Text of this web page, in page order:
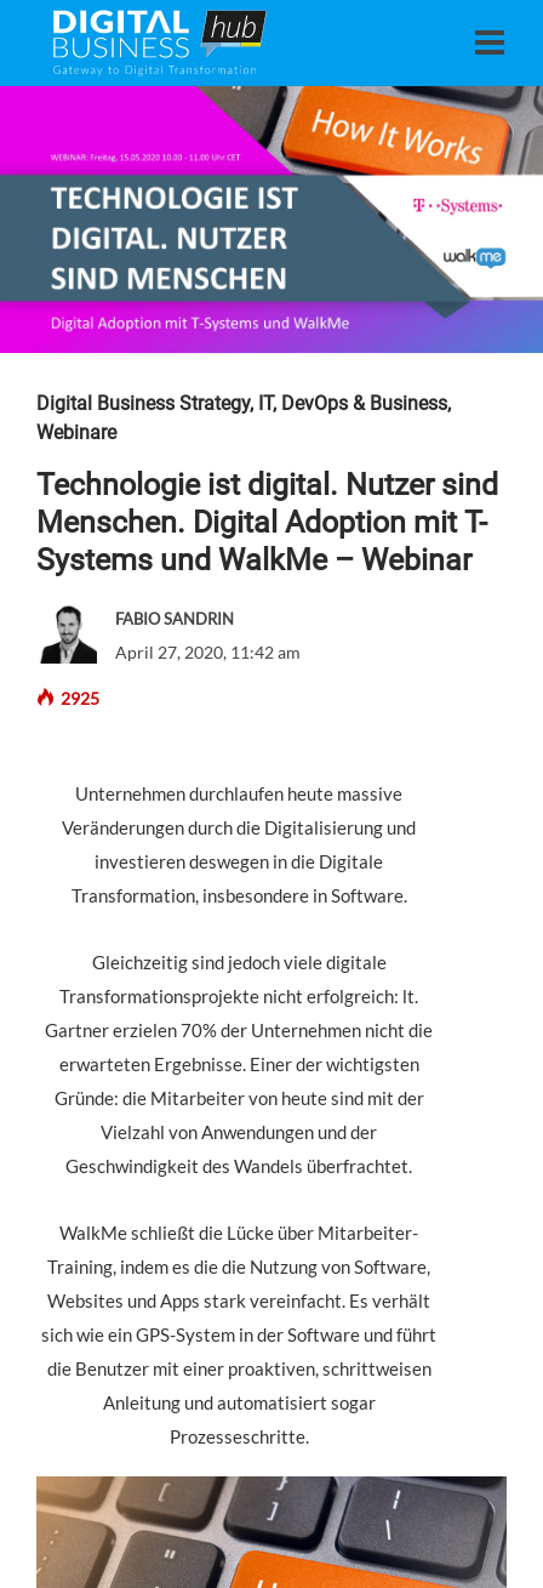
Digital Business Strategy, IT, DevOps & Business,
Webinare
Technologie ist digital. Nutzer sind
Menschen. Digital Adoption mit T-
Systems und WalkMe – Webinar
FABIO SANDRIN
April 27, 2020, 11:42 am
2925
Unternehmen durchlaufen heute massive
Veränderungen durch die Digitalisierung und
investieren deswegen in die Digitale
Transformation, insbesondere in Software.
Gleichzeitig sind jedoch viele digitale
Transformationsprojekte nicht erfolgreich: lt.
Gartner erzielen 70% der Unternehmen nicht die
erwarteten Ergebnisse. Einer der wichtigsten
Gründe: die Mitarbeiter von heute sind mit der
Vielzahl von Anwendungen und der
Geschwindigkeit des Wandels überfrachtet.
WalkMe schließt die Lücke über Mitarbeiter-
Training, indem es die die Nutzung von Software,
Websites und Apps stark vereinfacht. Es verhält
sich wie ein GPS-System in der Software und führt
die Benutzer mit einer proaktiven, schrittweisen
Anleitung und automatisiert sogar
Prozesseschritte.